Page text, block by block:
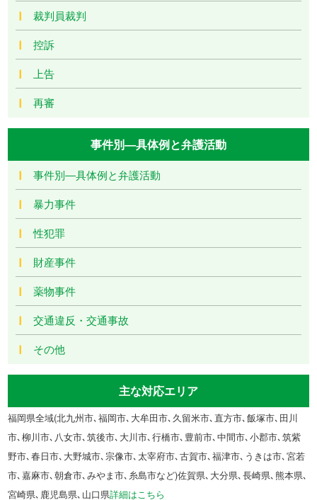
裁判員裁判
控訴
上告
再審
事件別―具体例と弁護活動
事件別―具体例と弁護活動
暴力事件
性犯罪
財産事件
薬物事件
交通違反・交通事故
その他
主な対応エリア
福岡県全域(北九州市､福岡市､大牟田市､久留米市､直方市､飯塚市､田川
市､柳川市､八女市､筑後市､大川市､行橋市､豊前市､中間市､小郡市､筑紫
野市､春日市､大野城市､宗像市､太宰府市､古賀市､福津市､うきは市､宮若
市､嘉麻市､朝倉市､みやま市､糸島市など)佐賀県､大分県､長崎県､熊本県､
宮崎県､鹿児島県､山口県詳細はこちら